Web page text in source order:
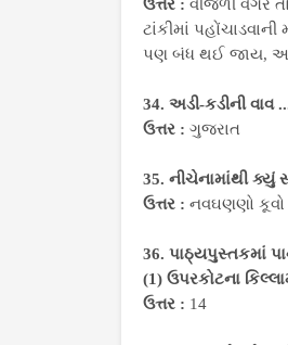
ઉત્તર : વીજળી વગર
ટાંકીમાં
પણ બંધ થઈ જાય, આમ,
34. અડી-કડીની
ઉત્તર : ગુજરાત
35. નીચેનામાંથી
ઉત્તર : નવઘણણો કૂવો
36. પાઠ્યપુસ્તકમાં
(1) ઉપરકોટના
ઉત્તર : 14